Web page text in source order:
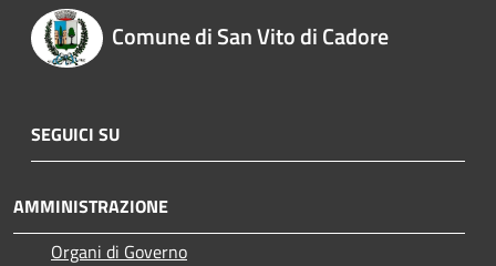
Comune di San Vito di Cadore
SEGUICI SU
AMMINISTRAZIONE
Organi di Governo